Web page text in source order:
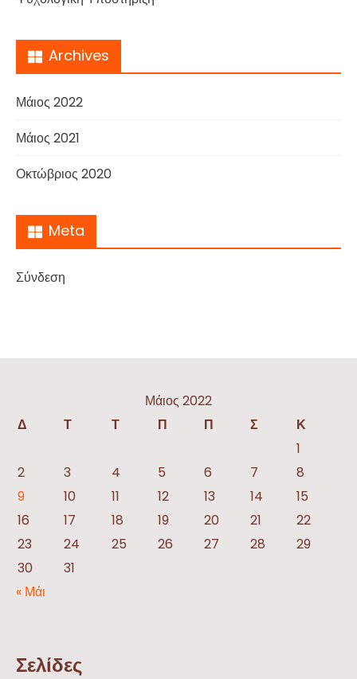
Archives
Μάιος 2022
Μάιος 2021
Οκτώβριος 2020
Meta
Σύνδεση
Μάιος 2022
Δ
Τ Τ Π Π Σ
Κ
1
2
3 4 5 6 7
8
9
10 11 12 13 14
15
16
17 18 19 20 21
22
23
24 25 26 27 28
29
30
31
« Μάι
Σελίδες